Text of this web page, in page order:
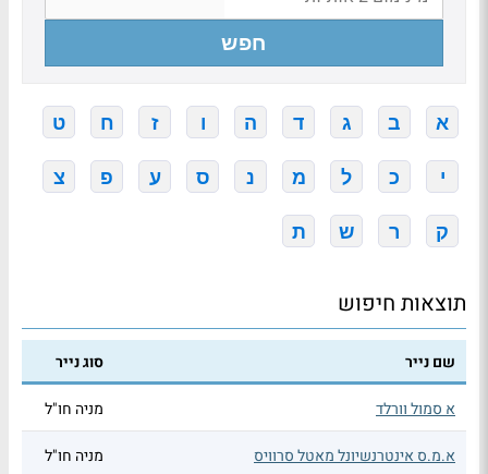
חפש
א ב ג ד ה ו ז ח ט
י כ ל מ נ ס ע פ צ
ק ר ש ת
תוצאות חיפוש
שם נייר סוג נייר
א סמול וורלד מניה חו"ל
א.מ.ס אינטרנשיונל מאטל סרוויס מניה חו"ל